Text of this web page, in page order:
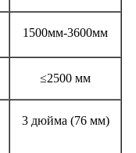
1500мм-3600мм
≤2500 мм
3 дюйма (76 мм)